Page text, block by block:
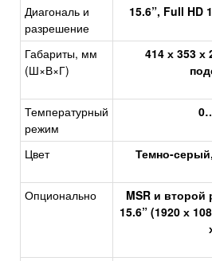
Диагональ и
разрешение
15.6”, Full HD
Габариты, мм
(Ш×В×Г)
414 х 353 х
Температурный
режим
Цвет Темно-
Опционально
MSR и
15.6” (1920 х